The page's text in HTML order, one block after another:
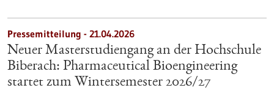
Pressemitteilung - 21.04.2026
Neuer Masterstudiengang an der Hochschule
Biberach: Pharmaceutical Bioengineering
startet zum Wintersemester 2026/27